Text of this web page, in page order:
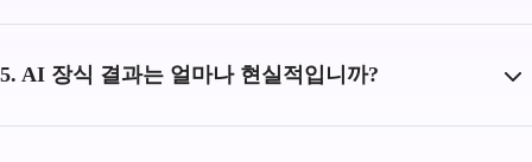
5. AI 장식 결과는 얼마나 현실적입니까?